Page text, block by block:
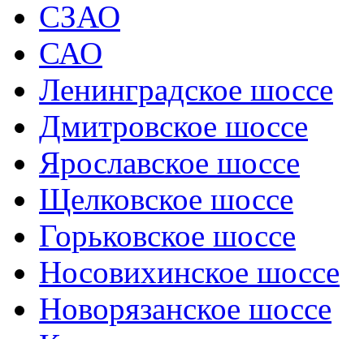
СЗАО
САО
Ленинградское шоссе
Дмитровское шоссе
Ярославское шоссе
Щелковское шоссе
Горьковское шоссе
Носовихинское шоссе
Новорязанское шоссе